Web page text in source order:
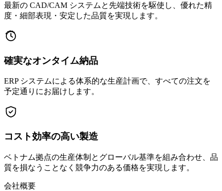
最新の CAD/CAM システムと先端技術を駆使し、優れた精
度・細部表現・安定した品質を実現します。
確実なオンタイム納品
ERP システムによる体系的な生産計画で、すべての注文を
予定通りにお届けします。
コスト効率の高い製造
ベトナム拠点の生産体制とグローバル基準を組み合わせ、品
質を損なうことなく競争力のある価格を実現します。
会社概要